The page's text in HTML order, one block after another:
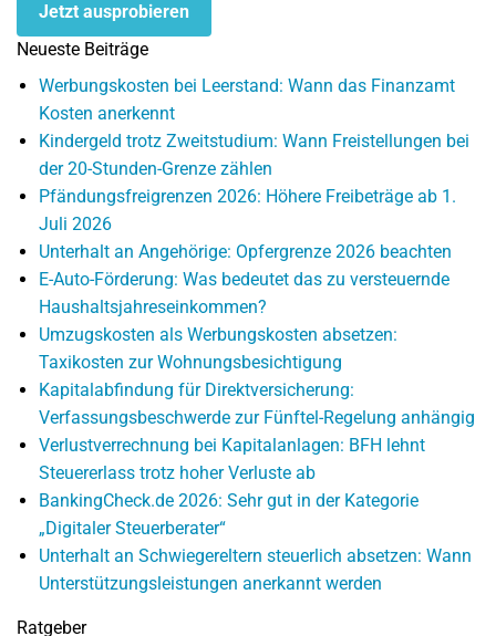
Jetzt ausprobieren
Neueste Beiträge
Werbungskosten bei Leerstand: Wann das Finanzamt
Kosten anerkennt
Kindergeld trotz Zweitstudium: Wann Freistellungen bei
der 20-Stunden-Grenze zählen
Pfändungsfreigrenzen 2026: Höhere Freibeträge ab 1.
Juli 2026
Unterhalt an Angehörige: Opfergrenze 2026 beachten
E-Auto-Förderung: Was bedeutet das zu versteuernde
Haushaltsjahreseinkommen?
Umzugskosten als Werbungskosten absetzen:
Taxikosten zur Wohnungsbesichtigung
Kapitalabfindung für Direktversicherung:
Verfassungsbeschwerde zur Fünftel-Regelung anhängig
Verlustverrechnung bei Kapitalanlagen: BFH lehnt
Steuererlass trotz hoher Verluste ab
BankingCheck.de 2026: Sehr gut in der Kategorie
„Digitaler Steuerberater“
Unterhalt an Schwiegereltern steuerlich absetzen: Wann
Unterstützungsleistungen anerkannt werden
Ratgeber